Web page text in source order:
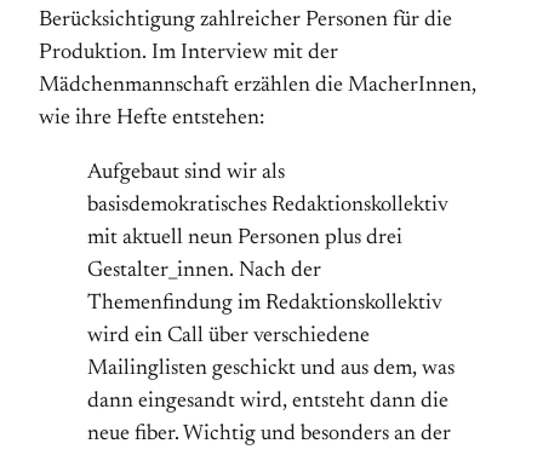
Berücksichtigung zahlreicher Personen für die
Produktion. Im Interview mit der
Mädchenmannschaft erzählen die MacherInnen,
wie ihre Hefte entstehen:
Aufgebaut sind wir als
basisdemokratisches Redaktionskollektiv
mit aktuell neun Personen plus drei
Gestalter_innen. Nach der
Themenfindung im Redaktionskollektiv
wird ein Call über verschiedene
Mailinglisten geschickt und aus dem, was
dann eingesandt wird, entsteht dann die
neue fiber. Wichtig und besonders an der